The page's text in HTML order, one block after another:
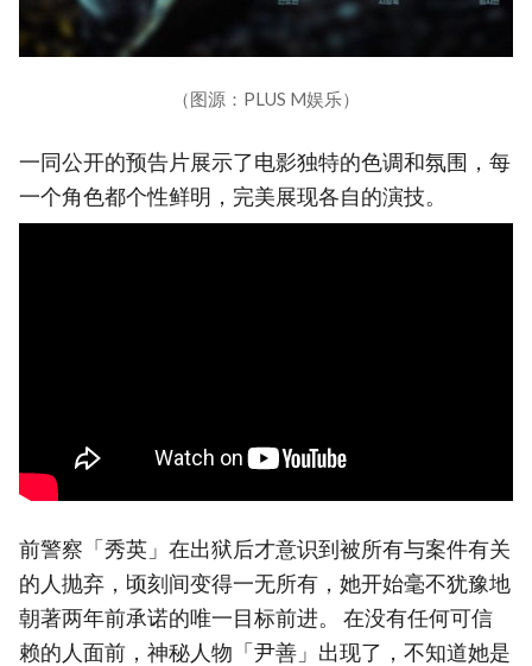
（图源：PLUS M娱乐）
一同公开的预告片展示了电影独特的色调和氛围，每
一个角色都个性鲜明，完美展现各自的演技。
前警察「秀英」在出狱后才意识到被所有与案件有关
的人抛弃，顷刻间变得一无所有，她开始毫不犹豫地
朝著两年前承诺的唯一目标前进。 在没有任何可信
赖的人面前，神秘人物「尹善」出现了，不知道她是